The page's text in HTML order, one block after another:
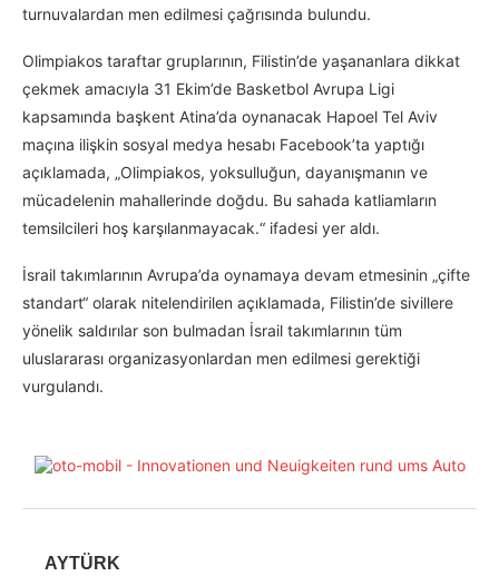
turnuvalardan men edilmesi çağrısında bulundu.
Olimpiakos taraftar gruplarının, Filistin’de yaşananlara dikkat
çekmek amacıyla 31 Ekim’de Basketbol Avrupa Ligi
kapsamında başkent Atina’da oynanacak Hapoel Tel Aviv
maçına ilişkin sosyal medya hesabı Facebook’ta yaptığı
açıklamada, „Olimpiakos, yoksulluğun, dayanışmanın ve
mücadelenin mahallerinde doğdu. Bu sahada katliamların
temsilcileri hoş karşılanmayacak.“ ifadesi yer aldı.
İsrail takımlarının Avrupa’da oynamaya devam etmesinin „çifte
standart“ olarak nitelendirilen açıklamada, Filistin’de sivillere
yönelik saldırılar son bulmadan İsrail takımlarının tüm
uluslararası organizasyonlardan men edilmesi gerektiği
vurgulandı.
AYTÜRK